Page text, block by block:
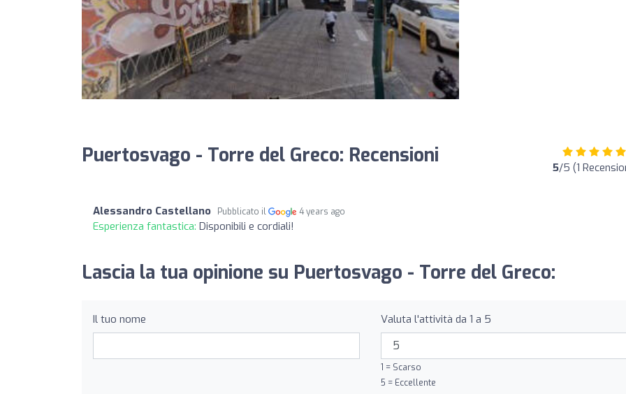
Puertosvago - Torre del Greco: Recensioni 5/5 (1
Alessandro Castellano Pubblicato il 4 years ago
Esperienza fantastica: Disponibili e cordiali!
Lascia la tua opinione su Puertosvago - Torre del Greco:
Il tuo nome Valuta l'attività da 1 a 5
1 = Scarso
5 = Eccellente